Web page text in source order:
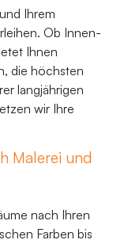
Ihrem
Ob Innen-
Ihnen
die höchsten
langjährigen
wir Ihre
Malerei und
nach Ihren
Farben bis